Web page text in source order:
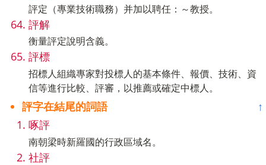
評定（專業技術職務）并加以聘任：～教授。
評解
衡量評定說明含義。
評標
招標人組織專家對投標人的基本條件、報價、技術、資
信等進行比較、評審，以推薦或確定中標人。
評字在結尾的詞語
↑
啄評
南朝梁時新羅國的行政區域名。
社評